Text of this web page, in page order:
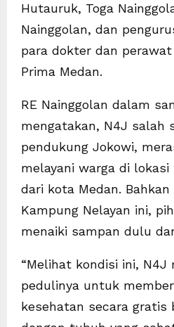
Hutauruk, Toga
Nainggolan, dan
para dokter dan perawat
Prima Medan.
RE Nainggolan dalam
mengatakan, N4J salah
pendukung Jokowi,
melayani warga di
dari kota Medan.
Kampung Nelayan ini,
menaiki sampan dulu
“Melihat kondisi ini, N4J
pedulinya untuk
kesehatan secara gratis